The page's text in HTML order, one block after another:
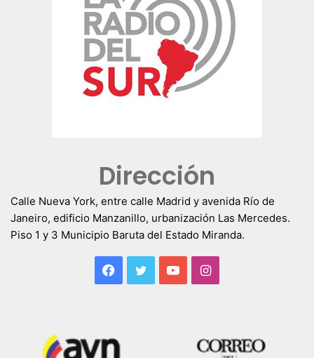
Dirección
Calle Nueva York, entre calle Madrid y avenida Río de
Janeiro, edificio Manzanillo, urbanización Las Mercedes.
Piso 1 y 3 Municipio Baruta del Estado Miranda.
Facebook
TwitterYouTubeInstagram